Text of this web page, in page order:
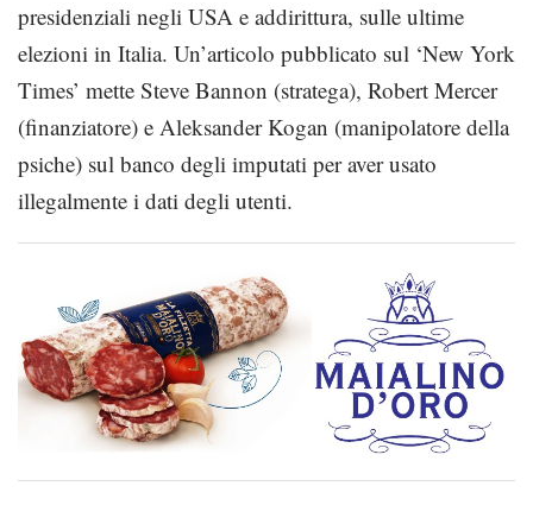
presidenziali negli USA e addirittura, sulle ultime
elezioni in Italia. Un’articolo pubblicato sul ‘New York
Times’ mette Steve Bannon (stratega), Robert Mercer
(finanziatore) e Aleksander Kogan (manipolatore della
psiche) sul banco degli imputati per aver usato
illegalmente i dati degli utenti.